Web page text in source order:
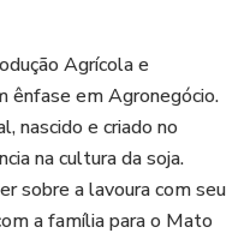
Agrícola e
ênfase em Agronegócio.
nascido e criado no
na cultura da soja.
sobre a lavoura com seu
a família para o Mato